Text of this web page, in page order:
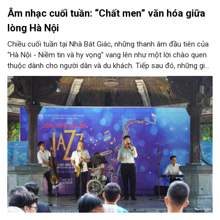
Âm nhạc cuối tuần: “Chất men” văn hóa giữa
lòng Hà Nội
Chiều cuối tuần tại Nhà Bát Giác, những thanh âm đầu tiên của
"Hà Nội - Niềm tin và hy vọng" vang lên như một lời chào quen
thuộc dành cho người dân và du khách. Tiếp sau đó, những giai
điệu jazz kinh điển của thế giới lần lượt cất lên qua phần biểu
diễn của NSƯT Quyền Văn Minh và các nghệ sĩ Bình Minh Jazz
Club, mở ra một không gian âm nhạc giàu cảm xúc ngay giữa
trung tâm Thủ đô.